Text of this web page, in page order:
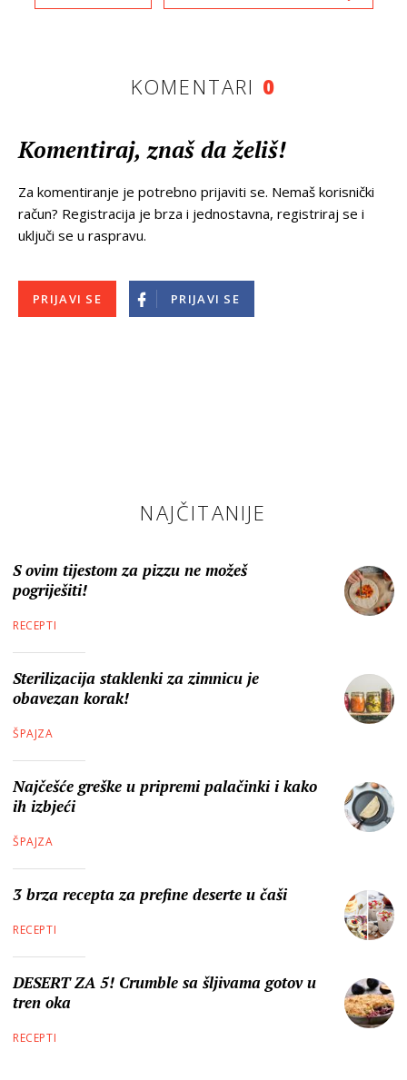
KOMENTARI 0
Komentiraj, znaš da želiš!
Za komentiranje je potrebno prijaviti se. Nemaš korisnički
račun? Registracija je brza i jednostavna, registriraj se i
uključi se u raspravu.
PRIJAVI SE PRIJAVI SE
NAJČITANIJE
S ovim tijestom za pizzu ne možeš
pogriješiti!
RECEPTI
Sterilizacija staklenki za zimnicu je
obavezan korak!
ŠPAJZA
Najčešće greške u pripremi palačinki i kako
ih izbjeći
ŠPAJZA
3 brza recepta za prefine deserte u čaši
RECEPTI
DESERT ZA 5! Crumble sa šljivama gotov u
tren oka
RECEPTI